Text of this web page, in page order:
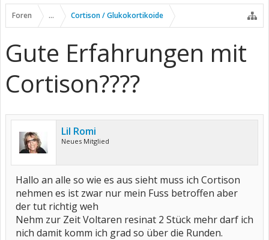
Foren ... Cortison / Glukokortikoide
Gute Erfahrungen mit
Cortison????
Lil Romi
Neues Mitglied
Hallo an alle so wie es aus sieht muss ich Cortison
nehmen es ist zwar nur mein Fuss betroffen aber
der tut richtig weh
Nehm zur Zeit Voltaren resinat 2 Stück mehr darf ich
nich damit komm ich grad so über die Runden.